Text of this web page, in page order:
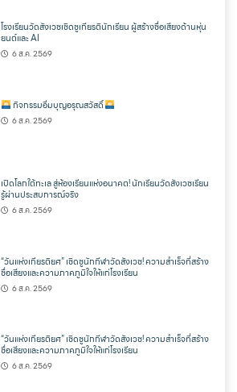
โรงเรียนวัดสังเวชเชิดชูเกียรตินักเรียน ผู้สร้างชื่อเสียงด้านหุ่น
ยนต์และ AI
6 ส.ค. 2569
กิจกรรมอิ่มบุญอรุณสวัสดิ์
6 ส.ค. 2569
เปิดโลกใต้ทะเล สู่ห้องเรียนแห่งอนาคต! นักเรียนวัดสังเวชเรียน
รู้ผ่านประสบการณ์จริง
6 ส.ค. 2569
“วันแห่งเกียรติยศ” เชิดชูนักกีฬาวัดสังเวช! ความสำเร็จที่สร้าง
ชื่อเสียงและความภาคภูมิใจให้แก่โรงเรียน
6 ส.ค. 2569
“วันแห่งเกียรติยศ” เชิดชูนักกีฬาวัดสังเวช! ความสำเร็จที่สร้าง
ชื่อเสียงและความภาคภูมิใจให้แก่โรงเรียน
6 ส.ค. 2569